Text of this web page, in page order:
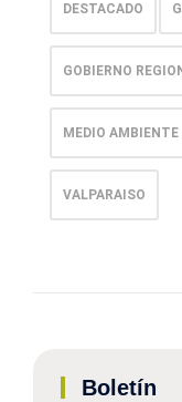
DESTACADO
GOBIERNO
MEDIO AMBIENTE
VALPARAISO
Boletín